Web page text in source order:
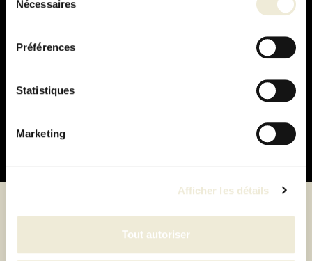
Nécessaires
Préférences
Statistiques
Marketing
Afficher les détails
Tout autoriser
Suivez-nous